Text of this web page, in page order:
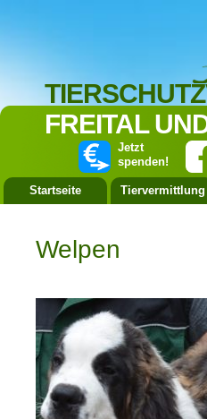
FREITAL
Jetzt
spenden!
Startseite Tiervermittlung
Welpen